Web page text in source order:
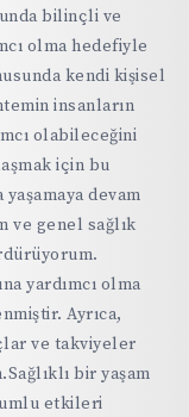
bilinçli ve
olma hedefiyle
kendi kişisel
insanların
olabileceğini
için bu
devam
ve genel sağlık
yardımcı olma
Ayrıca,
ve takviyeler
bir yaşam
etkileri